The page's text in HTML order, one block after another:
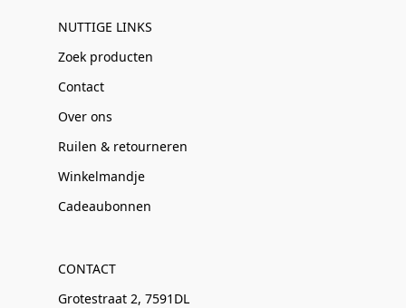
NUTTIGE LINKS
Zoek producten
Contact
Over ons
Ruilen & retourneren
Winkelmandje
Cadeaubonnen
CONTACT
Grotestraat 2, 7591DL